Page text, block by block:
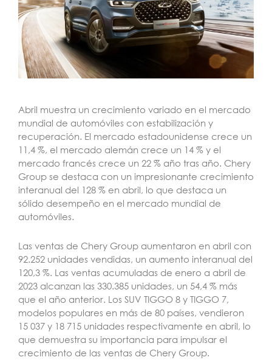
Abril muestra un crecimiento variado en el mercado
mundial de automóviles con estabilización y
recuperación. El mercado estadounidense crece un
11,4 %, el mercado alemán crece un 14 % y el
mercado francés crece un 22 % año tras año. Chery
Group se destaca con un impresionante crecimiento
interanual del 128 % en abril, lo que destaca un
sólido desempeño en el mercado mundial de
automóviles.
Las ventas de Chery Group aumentaron en abril con
92.252 unidades vendidas, un aumento interanual del
120,3 %. Las ventas acumuladas de enero a abril de
2023 alcanzan las 330.385 unidades, un 54,4 % más
que el año anterior. Los SUV TIGGO 8 y TIGGO 7,
modelos populares en más de 80 países, vendieron
15 037 y 18 715 unidades respectivamente en abril, lo
que demuestra su importancia para impulsar el
crecimiento de las ventas de Chery Group.